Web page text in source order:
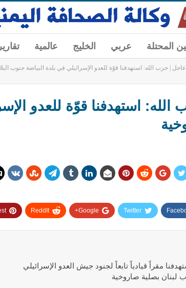
المحتلة عربي الخليج عالمية تقارير
عاجل | حزب الله: استهدفنا قوّة للعدو الإسرائيلي في بلدة البياضة جنوب
استهدفنا قوّة للعدو
Twitter
Google+
ReddIt
مقراً قيادياً تابعاً لجنود جيش العدو الإسرائيلي
لبنان بصلية صاروخية